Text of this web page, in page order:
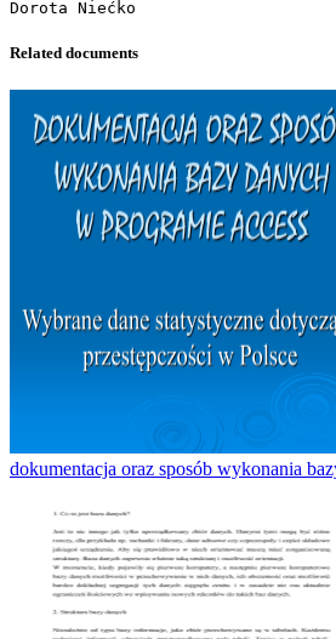
Related documents
dokumentacja oraz sposób wykonania